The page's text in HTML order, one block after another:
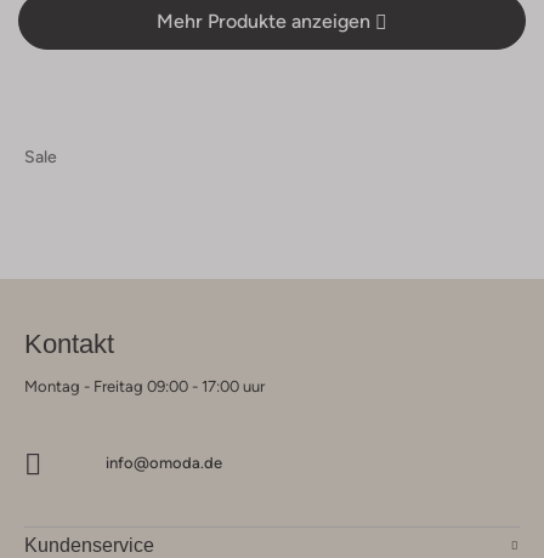
Mehr Produkte anzeigen
Sale
Kontakt
Montag - Freitag 09:00 - 17:00 uur
info@omoda.de
Kundenservice